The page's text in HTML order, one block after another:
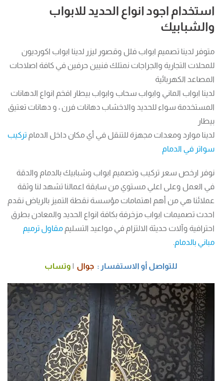
استخدام اجود انواع الحديد للابواب
والشبابيك
متوفر لدينا تصميم ابواب فلل وقصور ليزر لدينا ابواب اكورديون
للمحلات التجارية والجراجات نمتلك فنيين حرفين في كافة اصلاحات
المصاعد الكهربائية
لدينا ابواب الماني وابواب سحاب وابواب بيطار افخم انواع الدهانات
المستخدمة سواء للحديد والاخشاب دهانات فرن ، و دهانات تعتيق
بيطار
لدينا موارد ومعدات مجهزة للتنقل في أي مكان داخل الدمام تركيب
سواتر في الدمام
نوفر ارخص سعر تركيب وتصميم ابواب وشبابيك بالدمام والدقة
في العمل وعلى اعلي مستوي من سابقة اعمالنا تشهد لنا وثقة
عملائنا هي من أهم اهتمامات مؤسسة نقطة التميز بالرياض نقدم
احدث تصميمات ابواب مزخرفة بكافة انواع الحديد والمعادن بطرق
احترافية وآلات حديثة الالتزام في مواعيد التسليم مقاول ترميم
مباني بالدمام.
للتواصل أو الاستفسار : جوال | وتساب